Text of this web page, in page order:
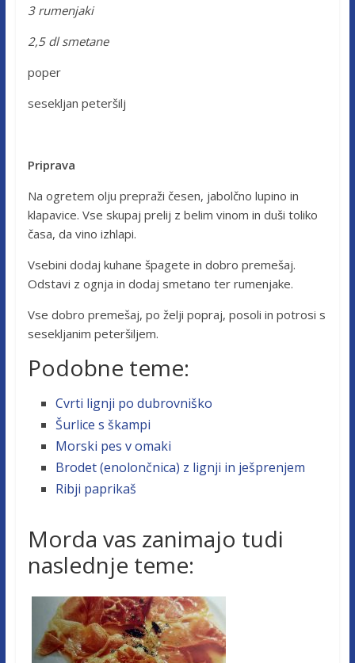
3 rumenjaki
2,5 dl smetane
poper
sesekljan peteršilj
Priprava
Na ogretem olju prepraži česen, jabolčno lupino in
klapavice. Vse skupaj prelij z belim vinom in duši toliko
časa, da vino izhlapi.
Vsebini dodaj kuhane špagete in dobro premešaj.
Odstavi z ognja in dodaj smetano ter rumenjake.
Vse dobro premešaj, po želji popraj, posoli in potrosi s
sesekljanim peteršiljem.
Podobne teme:
Cvrti lignji po dubrovniško
Šurlice s škampi
Morski pes v omaki
Brodet (enolončnica) z lignji in ješprenjem
Ribji paprikaš
Morda vas zanimajo tudi
naslednje teme: